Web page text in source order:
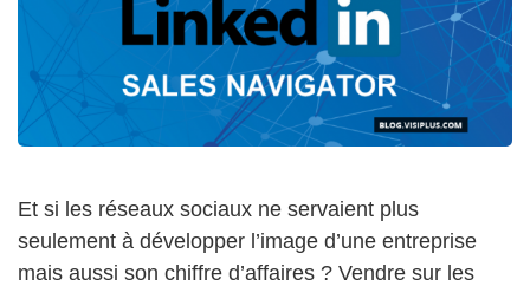
Et si les réseaux sociaux ne servaient plus
seulement à développer l’image d’une entreprise
mais aussi son chiffre d’affaires ? Vendre sur les